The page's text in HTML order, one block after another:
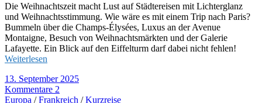
Die Weihnachtszeit macht Lust auf Städtereisen mit Lichterglanz
und Weihnachtsstimmung. Wie wäre es mit einem Trip nach Paris?
Bummeln über die Champs-Élysées, Luxus an der Avenue
Montaigne, Besuch von Weihnachtsmärkten und der Galerie
Lafayette. Ein Blick auf den Eiffelturm darf dabei nicht fehlen!
Weiterlesen
13. September 2025
Kommentare 2
Europa /Frankreich /Kurzreise